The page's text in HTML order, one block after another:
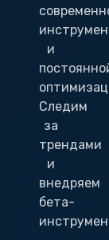
и
Следим
за
трендами
и
внедряем
бета-